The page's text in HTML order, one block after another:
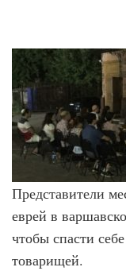
Представители
еврей в
чтобы спасти
товарищей.